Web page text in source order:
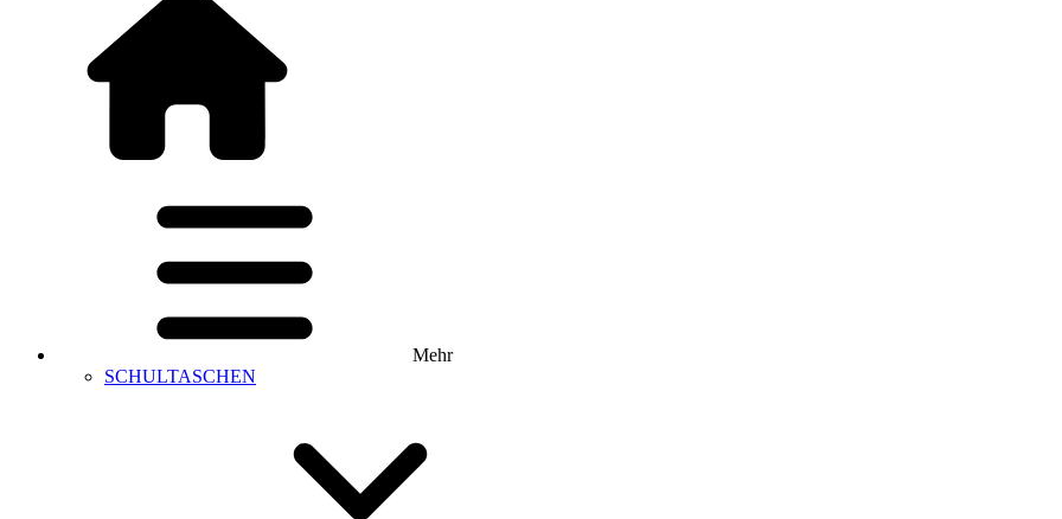
Mehr
SCHULTASCHEN